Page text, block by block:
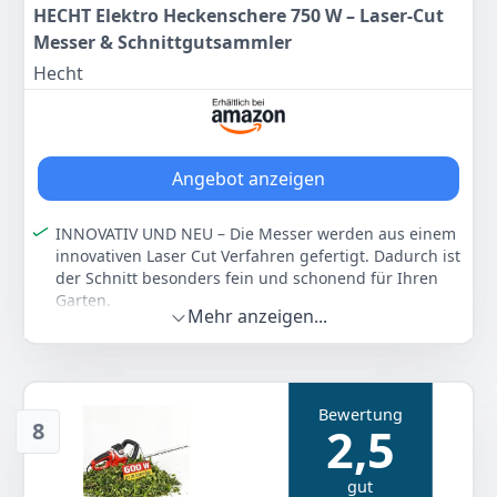
4995 €
HECHT Elektro Heckenschere 750 W – Laser-Cut
Messer & Schnittgutsammler
Hecht
Angebot anzeigen
INNOVATIV UND NEU – Die Messer werden aus einem
innovativen Laser Cut Verfahren gefertigt. Dadurch ist
der Schnitt besonders fein und schonend für Ihren
Garten.
PERFEKTE PFLEGE – Ihre Hecken und Pflanzen sollten
richtig geschnitten werden. Ihr Garten wird sich über
BESONDERES STARTANGEBOT – Die Schnittlänge der
hecken-schere wurde auf große 610 mm erweitert. Es
wurde auf ein langes Schwert geachtet. Zudem wird
die Schere mit einem Umweltschonenden Strom-Kabel
Mehr anzeigen...
8
Bewertung
2,5
gut